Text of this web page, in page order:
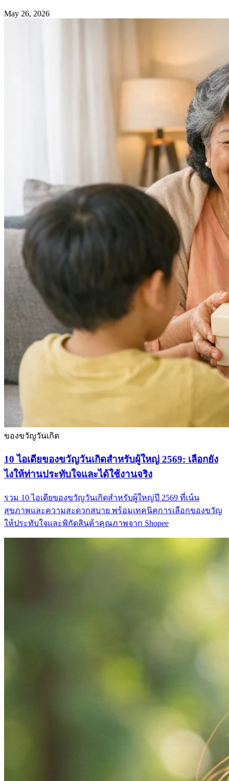
May 26, 2026
ของขวัญวันเกิด
10 ไอเดียของขวัญวันเกิดสำหรับผู้ใหญ่ 2569: เลือกยัง
ไงให้ท่านประทับใจและได้ใช้งานจริง
รวม 10 ไอเดียของขวัญวันเกิดสำหรับผู้ใหญ่ปี 2569 ที่เน้น
สุขภาพและความสะดวกสบาย พร้อมเทคนิคการเลือกของขวัญ
ให้ประทับใจและพิกัดสินค้าคุณภาพจาก Shopee